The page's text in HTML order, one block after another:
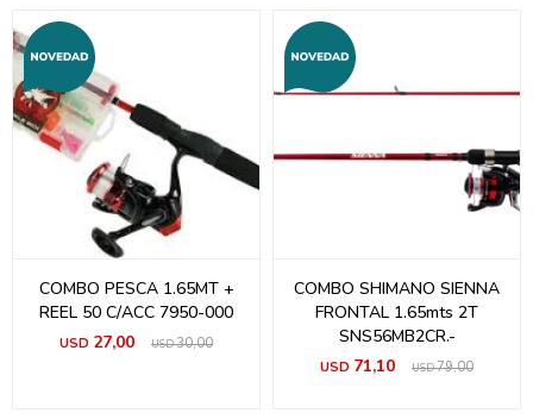
COMBO PESCA 1.65MT +
REEL 50 C/ACC 7950-000
USD 27,00 USD30,00
COMBO SHIMANO SIENNA
FRONTAL 1.65mts 2T
SNS56MB2CR.-
USD 71,10 USD79,00